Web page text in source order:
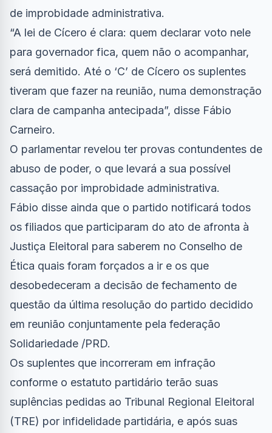
de improbidade administrativa.
“A lei de Cícero é clara: quem declarar voto nele
para governador fica, quem não o acompanhar,
será demitido. Até o ‘C’ de Cícero os suplentes
tiveram que fazer na reunião, numa demonstração
clara de campanha antecipada”, disse Fábio
Carneiro.
O parlamentar revelou ter provas contundentes de
abuso de poder, o que levará a sua possível
cassação por improbidade administrativa.
Fábio disse ainda que o partido notificará todos
os filiados que participaram do ato de afronta à
Justiça Eleitoral para saberem no Conselho de
Ética quais foram forçados a ir e os que
desobedeceram a decisão de fechamento de
questão da última resolução do partido decidido
em reunião conjuntamente pela federação
Solidariedade /PRD.
Os suplentes que incorreram em infração
conforme o estatuto partidário terão suas
suplências pedidas ao Tribunal Regional Eleitoral
(TRE) por infidelidade partidária, e após suas